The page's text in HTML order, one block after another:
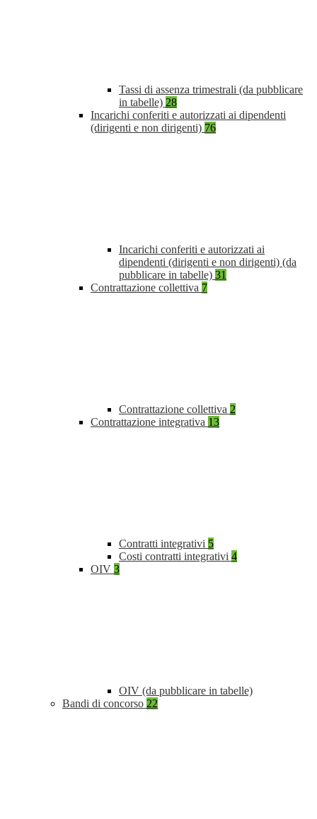
Tassi di assenza trimestrali (da pubblicare
in tabelle) 28
Incarichi conferiti e autorizzati ai dipendenti
(dirigenti e non dirigenti) 76
Incarichi conferiti e autorizzati ai
dipendenti (dirigenti e non dirigenti) (da
pubblicare in tabelle) 31
Contrattazione collettiva 7
Contrattazione collettiva 2
Contrattazione integrativa 13
Contratti integrativi 5
Costi contratti integrativi 4
OIV 3
OIV (da pubblicare in tabelle)
Bandi di concorso 22